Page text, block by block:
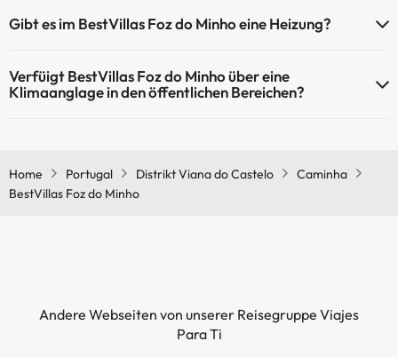
Gibt es im BestVillas Foz do Minho eine Heizung?
Gemeinschaftsräumen.
Verfüigt BestVillas Foz do Minho über eine
Klimaanglage in den öffentlichen Bereichen?
Home
Portugal Distrikt Viana do Castelo
Caminha
BestVillas Foz do Minho
Andere Webseiten von unserer Reisegruppe Viajes
Para Ti